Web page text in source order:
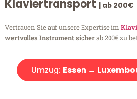
Klaviertransport | ab 200€
Vertrauen Sie auf unsere Expertise im
wertvolles Instrument sicherab 200€ zu
Umzug: Essen →